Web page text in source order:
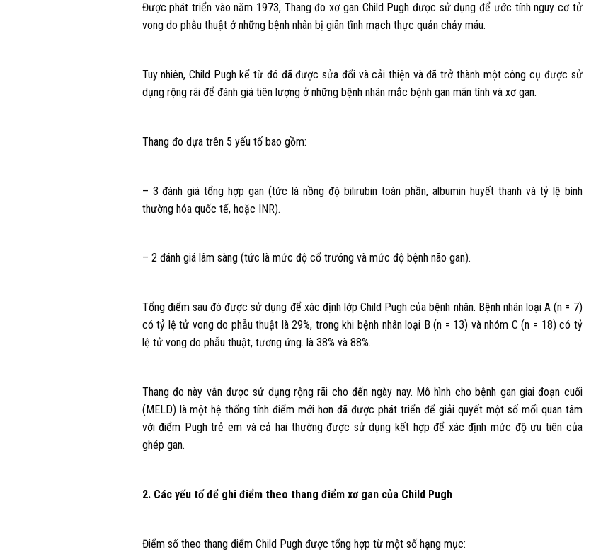
Được phát triển vào năm 1973, Thang đo xơ gan Child Pugh được sử dụng để ước tính nguy cơ tử
vong do phẫu thuật ở những bệnh nhân bị giãn tĩnh mạch thực quản chảy máu.
Tuy nhiên, Child Pugh kể từ đó đã được sửa đổi và cải thiện và đã trở thành một công cụ được sử
dụng rộng rãi để đánh giá tiên lượng ở những bệnh nhân mắc bệnh gan mãn tính và xơ gan.
Thang đo dựa trên 5 yếu tố bao gồm:
– 3 đánh giá tổng hợp gan (tức là nồng độ bilirubin toàn phần, albumin huyết thanh và tỷ lệ bình
thường hóa quốc tế, hoặc INR).
– 2 đánh giá lâm sàng (tức là mức độ cổ trướng và mức độ bệnh não gan).
Tổng điểm sau đó được sử dụng để xác định lớp Child Pugh của bệnh nhân. Bệnh nhân loại A (n = 7)
có tỷ lệ tử vong do phẫu thuật là 29%, trong khi bệnh nhân loại B (n = 13) và nhóm C (n = 18) có tỷ
lệ tử vong do phẫu thuật, tương ứng. là 38% và 88%.
Thang đo này vẫn được sử dụng rộng rãi cho đến ngày nay. Mô hình cho bệnh gan giai đoạn cuối
(MELD) là một hệ thống tính điểm mới hơn đã được phát triển để giải quyết một số mối quan tâm
với điểm Pugh trẻ em và cả hai thường được sử dụng kết hợp để xác định mức độ ưu tiên của
ghép gan.
2. Các yếu tố để ghi điểm theo thang điểm xơ gan của Child Pugh
Điểm số theo thang điểm Child Pugh được tổng hợp từ một số hạng mục: